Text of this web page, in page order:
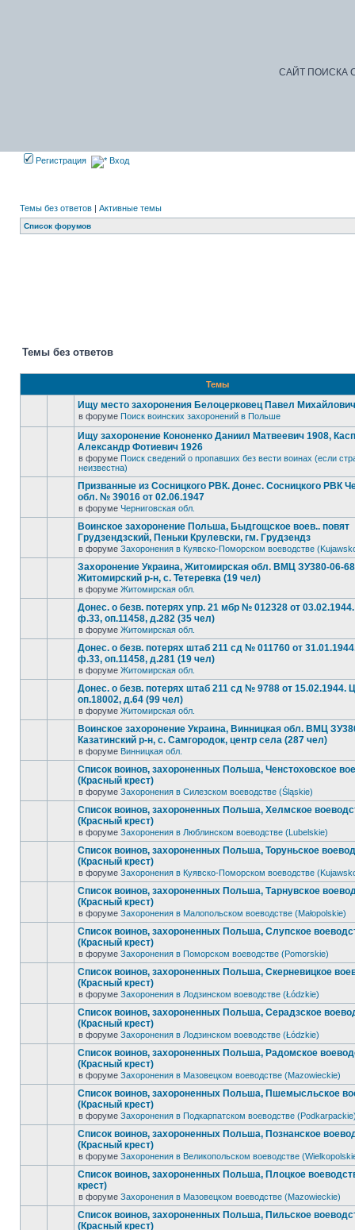
САЙТ ПОИСКА
Регистрация Вход
Темы без ответов | Активные темы
Список форумов
Темы без ответов
Темы
Ищу место захоронения Белоцерковец Павел
в форуме Поиск воинских захоронений в Польше
Ищу захоронение Кононенко Даниил Матвеевич 1908,
Александр Фотиевич 1926
в форуме Поиск сведений о пропавших без вести воинах (если
неизвестна)
Призванные из Сосницкого РВК. Донес. Сосницкого РВК
обл. № 39016 от 02.06.1947
в форуме Черниговская обл.
Воинское захоронение Польша, Быдгощское воев.. повят
Грудзендзский, Пеньки Крулевски, гм. Грудзендз
в форуме Захоронения в Куявско-Поморском воеводстве
Захоронение Украина, Житомирская обл. ВМЦ ЗУ380-06-
Житомирский р-н, с. Тетеревка (19 чел)
в форуме Житомирская обл.
Донес. о безв. потерях упр. 21 мбр № 012328 от
ф.33, оп.11458, д.282 (35 чел)
в форуме Житомирская обл.
Донес. о безв. потерях штаб 211 сд № 011760 от
ф.33, оп.11458, д.281 (19 чел)
в форуме Житомирская обл.
Донес. о безв. потерях штаб 211 сд № 9788 от
оп.18002, д.64 (99 чел)
в форуме Житомирская обл.
Воинское захоронение Украина, Винницкая обл. ВМЦ
Казатинский р-н, с. Самгородок, центр села (287 чел)
в форуме Винницкая обл.
Список воинов, захороненных Польша, Ченстоховское
(Красный крест)
в форуме Захоронения в Силезском воеводстве (Śląskie)
Список воинов, захороненных Польша, Хелмское
(Красный крест)
в форуме Захоронения в Люблинском воеводстве (Lubelskie)
Список воинов, захороненных Польша, Торуньское
(Красный крест)
в форуме Захоронения в Куявско-Поморском воеводстве
Список воинов, захороненных Польша, Тарнувское
(Красный крест)
в форуме Захоронения в Малопольском воеводстве (Małopolskie)
Список воинов, захороненных Польша, Слупское
(Красный крест)
в форуме Захоронения в Поморском воеводстве (Pomorskie)
Список воинов, захороненных Польша, Скерневицкое
(Красный крест)
в форуме Захоронения в Лодзинском воеводстве (Łódzkie)
Список воинов, захороненных Польша, Серадзское
(Красный крест)
в форуме Захоронения в Лодзинском воеводстве (Łódzkie)
Список воинов, захороненных Польша, Радомское
(Красный крест)
в форуме Захоронения в Мазовецком воеводстве (Mazowieckie)
Список воинов, захороненных Польша, Пшемысльское
(Красный крест)
в форуме Захоронения в Подкарпатском воеводстве
Список воинов, захороненных Польша, Познанское
(Красный крест)
в форуме Захоронения в Великопольском воеводстве
Список воинов, захороненных Польша, Плоцкое
крест)
в форуме Захоронения в Мазовецком воеводстве (Mazowieckie)
Список воинов, захороненных Польша, Пильское
(Красный крест)